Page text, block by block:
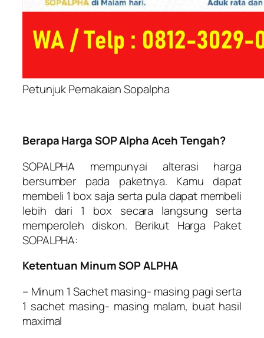
Petunjuk Pemakaian Sopalpha
Berapa Harga SOP Alpha Aceh Tengah?
SOPALPHA mempunyai alterasi harga
bersumber pada paketnya. Kamu dapat
membeli 1 box saja serta pula dapat membeli
lebih dari 1 box secara langsung serta
memperoleh diskon. Berikut Harga Paket
SOPALPHA:
Ketentuan Minum SOP ALPHA
– Minum 1 Sachet masing- masing pagi serta
1 sachet masing- masing malam, buat hasil
maximal